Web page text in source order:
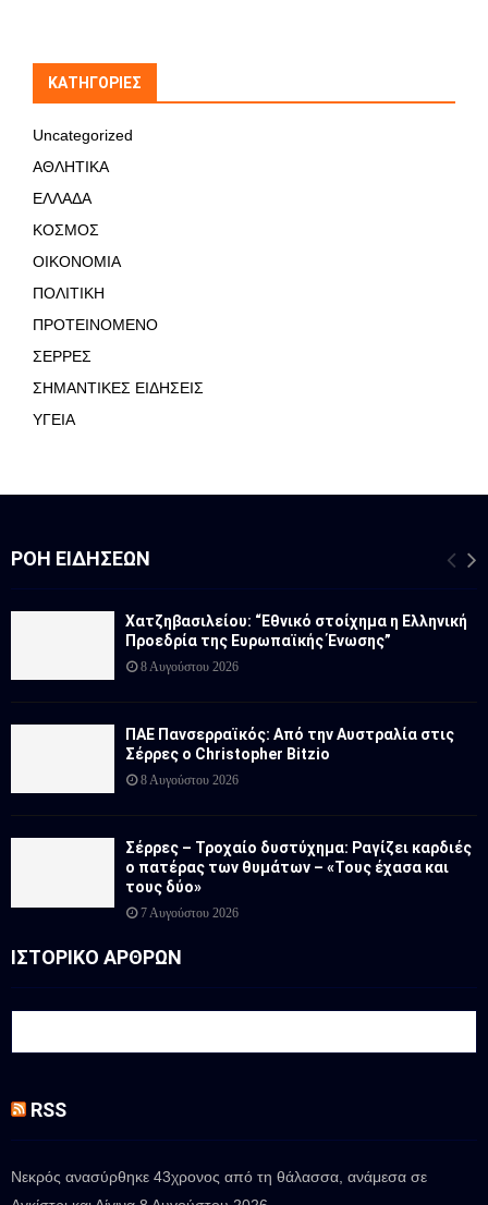
KΑΤΗΓΟΡΊΕΣ
Uncategorized
ΑΘΛΗΤΙΚΑ
ΕΛΛΑΔΑ
ΚΟΣΜΟΣ
ΟΙΚΟΝΟΜΙΑ
ΠΟΛΙΤΙΚΗ
ΠΡΟΤΕΙΝΟΜΕΝΟ
ΣΕΡΡΕΣ
ΣΗΜΑΝΤΙΚΕΣ ΕΙΔΗΣΕΙΣ
ΥΓΕΙΑ
ΡΟΉ ΕΙΔΉΣΕΩΝ
Χατζηβασιλείου: “Εθνικό στοίχημα η Ελληνική
Προεδρία της Ευρωπαϊκής Ένωσης”
8 Αυγούστου 2026
ΠΑΕ Πανσερραϊκός: Από την Αυστραλία στις
Σέρρες ο Christopher Bitzio
8 Αυγούστου 2026
Σέρρες – Τροχαίο δυστύχημα: Ραγίζει καρδιές
ο πατέρας των θυμάτων – «Τους έχασα και
τους δύο»
7 Αυγούστου 2026
ΙΣΤΟΡΙΚΟ ΑΡΘΡΩΝ
RSS
Νεκρός ανασύρθηκε 43χρονος από τη θάλασσα, ανάμεσα σε